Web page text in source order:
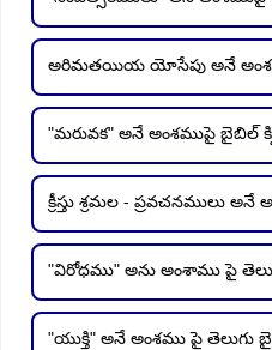
అరిమతయియ యోసేపు అనే
"మరువక" అనే అంశముపై బైబిల్
క్రీస్తు శ్రమల - ప్రవచనములు అనే
"విరోధము" అను అంశాము పై
"యుక్తి" అనే అంశము పై తెలుగు